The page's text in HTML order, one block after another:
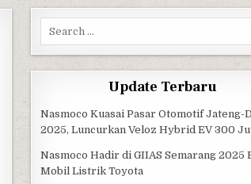
Search for:
Update Terbaru
Nasmoco Kuasai Pasar Otomotif Jateng-
2025, Luncurkan Veloz Hybrid EV 300
Nasmoco Hadir di GIIAS Semarang 2025
Mobil Listrik Toyota